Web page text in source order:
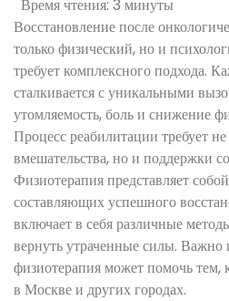
Время чтения: 3 минуты
Восстановление после
только физический, но и
требует комплексного подхода.
сталкивается с уникальными
утомляемость, боль и снижение
Процесс реабилитации требует
вмешательства, но и поддержки
Физиотерапия представляет
составляющих успешного
включает в себя различные
вернуть утраченные силы. Важно
физиотерапия может помочь тем,
в Москве и других городах.